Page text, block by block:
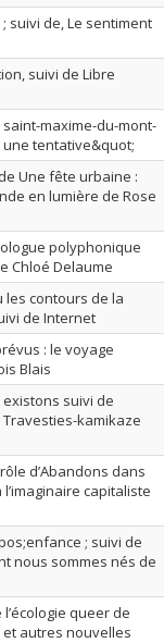
suivi de, Le sentiment
suivi de Libre
maxime-du-mont-
une tentative&quot;
Une fête urbaine :
en lumière de Rose
polyphonique
Chloé Delaume
les contours de la
de Internet
: le voyage
Blais
suivi de
kamikaze
d’Abandons dans
capitaliste
; suivi de
nous sommes nés de
queer de
et autres nouvelles